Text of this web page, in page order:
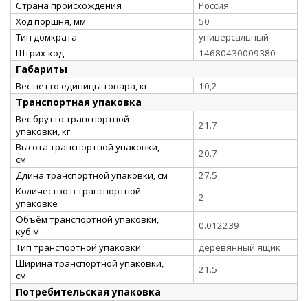
Страна происхождения
Россия
Ход поршня, мм
50
Тип домкрата
универсальный
Штрих-код
14680430009380
Габариты
Вес нетто единицы товара, кг 10,2
Транспортная упаковка
Вес брутто транспортной
упаковки, кг
21.7
Высота транспортной упаковки,
см
20.7
Длина транспортной упаковки, см
27.5
Количество в транспортной
упаковке
2
Объём транспортной упаковки,
куб.м
0.012239
Тип транспортной упаковки
деревянный ящик
Ширина транспортной упаковки,
см
21.5
Потребительская упаковка